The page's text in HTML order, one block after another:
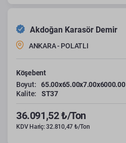
Akdoğan Karasör Demir
ANKARA - POLATLI
Köşebent
Boyut:
65.00x65.00x7.00x6000.00
Kalite:
ST37
36.091,52 ₺/Ton
KDV Hariç: 32.810,47 ₺/Ton